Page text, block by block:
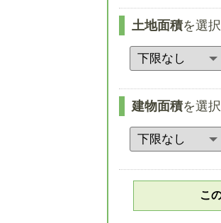
土地面積を選択
建物面積を選択